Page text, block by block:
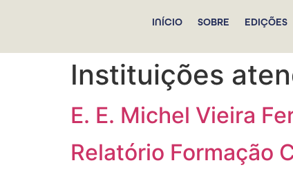
INÍCIO SOBRE EDIÇÕES
Instituições
E. E. Michel Vieira
Relatório Formação